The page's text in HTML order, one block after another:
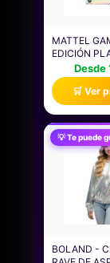
MATTEL
EDICIÓN
JUEGO DE
PRIMERA
PARA
FAMILIA,
JUEGO,
Desde
🛒 Ver
💡 Te puede
BOLAND -